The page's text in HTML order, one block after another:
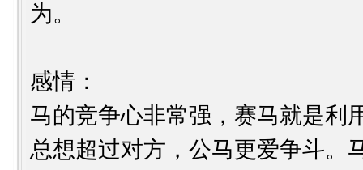
为。
感情：
马的竞争心非常强，赛马就是利
总想超过对方，公马更爱争斗。